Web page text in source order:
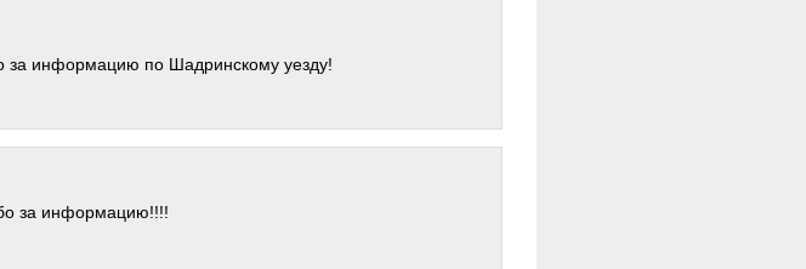
за информацию по Шадринскому уезду!
за информацию!!!!